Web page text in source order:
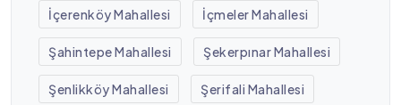
İçerenköy Mahallesi İçmeler Mahallesi
Şahintepe Mahallesi Şekerpınar Mahallesi
Şenlikköy Mahallesi Şerifali Mahallesi